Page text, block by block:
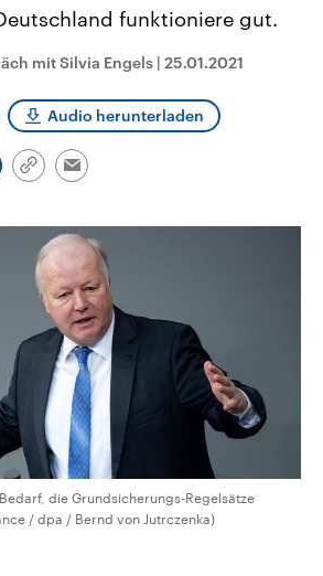
den Parteien Podcasts
funktioniere gut.
mit Silvia Engels | 25.01.2021
Audio herunterladen
Link
Email
die Grundsicherungs-Regelsätze
/ dpa / Bernd von Jutrczenka)